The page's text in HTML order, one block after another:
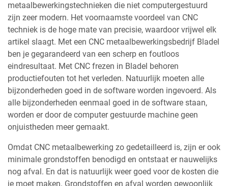
metaalbewerkingstechnieken die niet computergestuurd
zijn zeer modern. Het voornaamste voordeel van CNC
techniek is de hoge mate van precisie, waardoor vrijwel elk
artikel slaagt. Met een CNC metaalbewerkingsbedrijf Bladel
ben je gegarandeerd van een scherp en foutloos
eindresultaat. Met CNC frezen in Bladel behoren
productiefouten tot het verleden. Natuurlijk moeten alle
bijzonderheden goed in de software worden ingevoerd. Als
alle bijzonderheden eenmaal goed in de software staan,
worden er door de computer gestuurde machine geen
onjuistheden meer gemaakt.
Omdat CNC metaalbewerking zo gedetailleerd is, zijn er ook
minimale grondstoffen benodigd en ontstaat er nauwelijks
nog afval. En dat is natuurlijk weer goed voor de kosten die
je moet maken. Grondstoffen en afval worden gewoonlijk